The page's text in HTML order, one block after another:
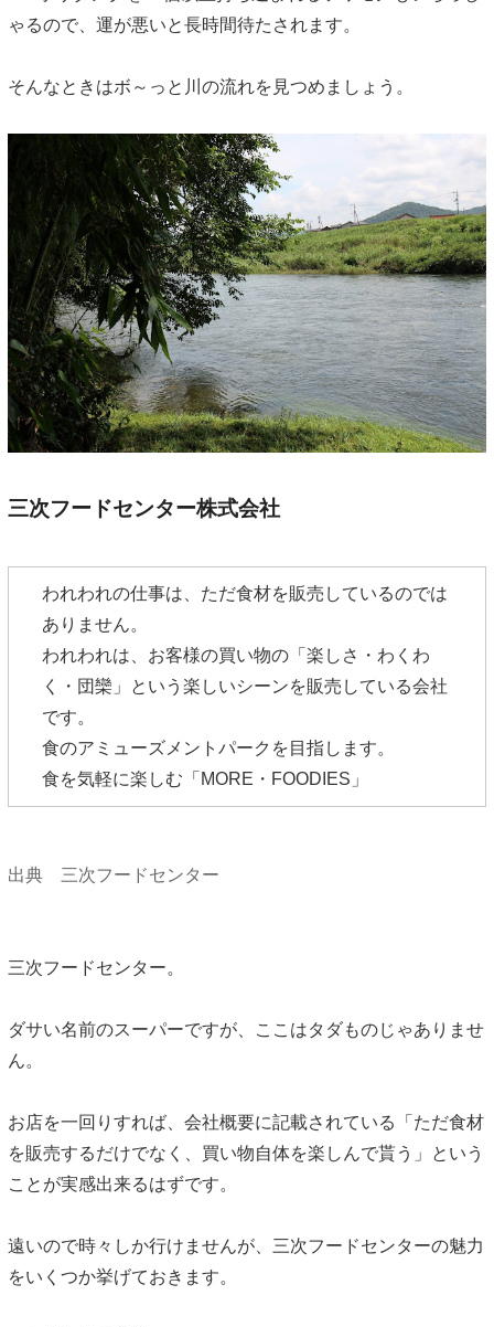
ゃるので、運が悪いと長時間待たされます。
そんなときはボ～っと川の流れを見つめましょう。
三次フードセンター株式会社
われわれの仕事は、ただ食材を販売しているのでは
ありません。
われわれは、お客様の買い物の「楽しさ・わくわ
く・団欒」という楽しいシーンを販売している会社
です。
食のアミューズメントパークを目指します。
食を気軽に楽しむ「MORE・FOODIES」
出典 三次フードセンター
三次フードセンター。
ダサい名前のスーパーですが、ここはタダものじゃありませ
ん。
お店を一回りすれば、会社概要に記載されている「ただ食材
を販売するだけでなく、買い物自体を楽しんで貰う」という
ことが実感出来るはずです。
遠いので時々しか行けませんが、三次フードセンターの魅力
をいくつか挙げておきます。